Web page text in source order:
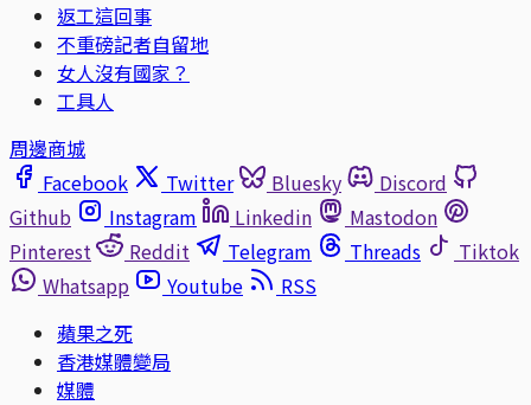
返工這回事
不重磅記者自留地
女人沒有國家？
工具人
周邊商城
Facebook
Twitter Bluesky
Discord
Github
Instagram Linkedin
Mastodon
Pinterest
Reddit Telegram Threads
Tiktok
Whatsapp
Youtube
RSS
蘋果之死
香港媒體變局
媒體